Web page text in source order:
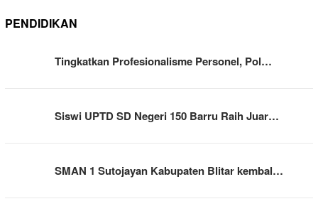
PENDIDIKAN
Tingkatkan Profesionalisme Personel, Pol…
Siswi UPTD SD Negeri 150 Barru Raih Juar…
SMAN 1 Sutojayan Kabupaten Blitar kembal…